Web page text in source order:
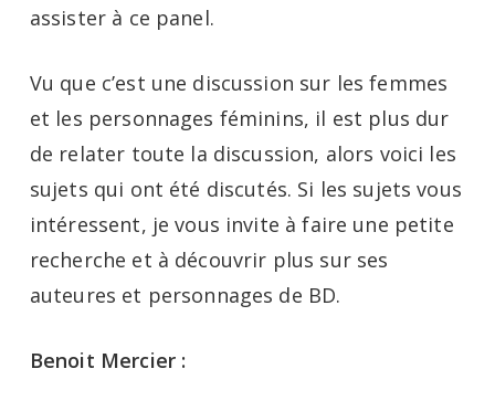
assister à ce panel.
Vu que c’est une discussion sur les femmes
et les personnages féminins, il est plus dur
de relater toute la discussion, alors voici les
sujets qui ont été discutés. Si les sujets vous
intéressent, je vous invite à faire une petite
recherche et à découvrir plus sur ses
auteures et personnages de BD.
Benoit Mercier :